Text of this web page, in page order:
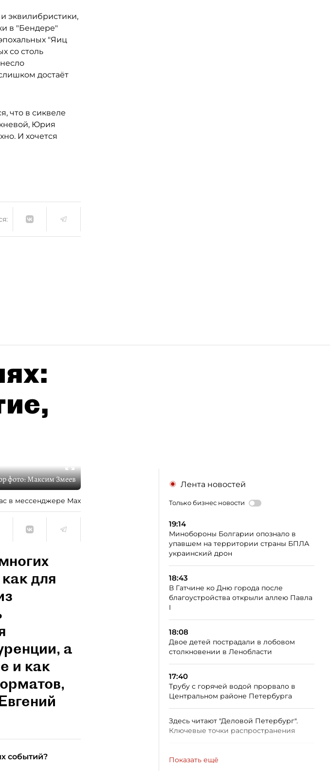
эквилибристики,
в "Бендере"
"Яиц
со столь
достаёт
что в сиквеле
Юрия
И хочется
фото:Максим Змеев
в мессенджере Max
для
а
и как
событий?
Лента новостей
Только бизнес новости
19:14
Минобороны Болгарии опознало в
упавшем на территории страны БПЛА
украинский дрон
18:43
В Гатчине ко Дню города после
благоустройства открыли аллею Павла
I
18:08
Двое детей пострадали в лобовом
столкновении в Ленобласти
17:40
Трубу с горячей водой прорвало в
Центральном районе Петербурга
Здесь читают "Деловой Петербург".
Ключевые точки распространения
Показать ещё